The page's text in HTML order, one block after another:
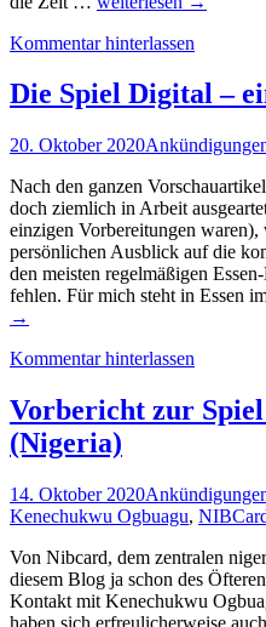
aus
auf
Kickstarter:
Sync
Bidding
Room
Kommentar hinterlassen
Die Spiel Digital –
20. Oktober 2020
Nach den ganzen
doch ziemlich in Arbeit
einzigen Vorbereitungen
persönlichen Ausblick auf die
den meisten regelmäßigen
fehlen. Für mich steht in Essen
→
Kommentar hinterlassen
Vorbericht zur
(Nigeria)
14. Oktober 2020
Kenechukwu Ogbuagu,
Von Nibcard, dem zentralen
diesem Blog ja schon des
Kontakt mit Kenechukwu